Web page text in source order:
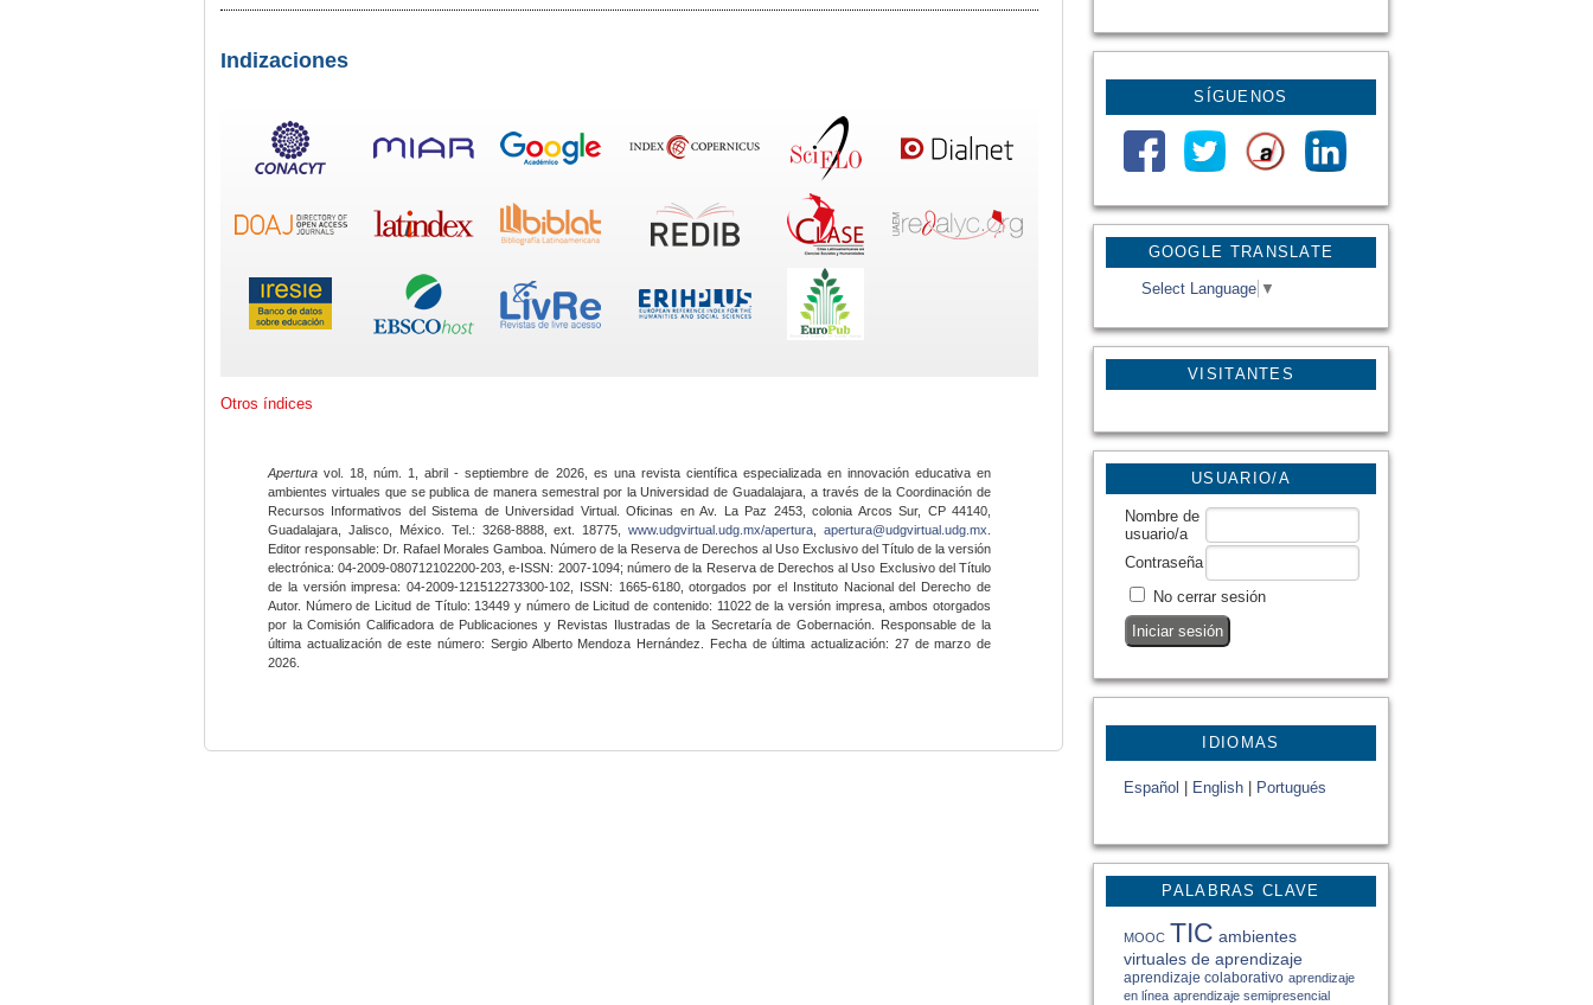
GOOGLE TRANSLATE
Select Language ▼
VISITANTES
SÍGUENOS
USUARIO/A
Nombre de
usuario/a
Contraseña
No cerrar sesión
IDIOMAS
Español English Portugués
PALABRAS CLAVE
MOOC TIC ambientes
virtuales de aprendizaje
aprendizaje colaborativo aprendizaje
en línea aprendizaje semipresencial
Indizaciones
Otros índices
Apertura vol. 18, núm. 1, abril - septiembre de 2026, es una revista científica especializada en innovación educativa en
ambientes virtuales que se publica de manera semestral por la Universidad de Guadalajara, a través de la Coordinación de
Recursos Informativos del Sistema de Universidad Virtual. Oficinas en Av. La Paz 2453, colonia Arcos Sur, CP 44140,
Guadalajara, Jalisco, México. Tel.: 3268-8888, ext. 18775,www.udgvirtual.udg.mx/apertura apertura@udgvirtual.udg.mx
Editor responsable: Dr. Rafael Morales Gamboa. Número de la Reserva de Derechos al Uso Exclusivo del Título de la versión
electrónica: 04-2009-080712102200-203, e-ISSN: 2007-1094; número de la Reserva de Derechos al Uso Exclusivo del Título
de la versión impresa: 04-2009-121512273300-102, ISSN: 1665-6180, otorgados por el Instituto Nacional del Derecho de
Autor. Número de Licitud de Título: 13449 y número de Licitud de contenido: 11022 de la versión impresa, ambos otorgados
por la Comisión Calificadora de Publicaciones y Revistas Ilustradas de la Secretaría de Gobernación. Responsable de la
última actualización de este número: Sergio Alberto Mendoza Hernández. Fecha de última actualización: 27 de marzo de
2026.